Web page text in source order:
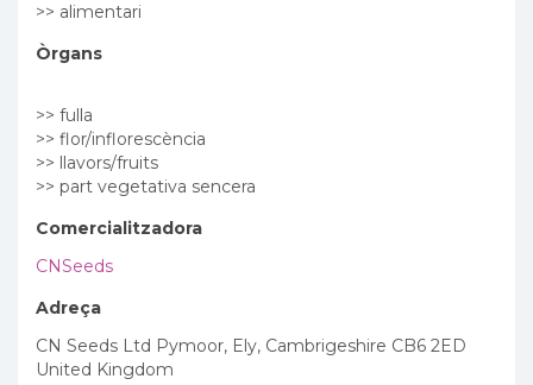
>> alimentari
Òrgans
>> fulla
>> flor/inflorescència
>> llavors/fruits
>> part vegetativa sencera
Comercialitzadora
CNSeeds
Adreça
CN Seeds Ltd Pymoor, Ely, Cambrigeshire CB6 2ED
United Kingdom